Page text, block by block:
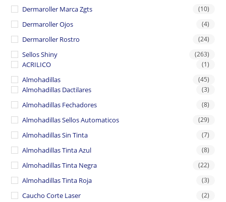
Dermaroller Marca Zgts (10)
Dermaroller Ojos (4)
Dermaroller Rostro (24)
Sellos Shiny (263)
ACRILICO (1)
Almohadillas (45)
Almohadillas Dactilares (3)
Almohadillas Fechadores (8)
Almohadillas Sellos Automaticos (29)
Almohadillas Sin Tinta (7)
Almohadillas Tinta Azul (8)
Almohadillas Tinta Negra (22)
Almohadillas Tinta Roja (3)
Caucho Corte Laser (2)